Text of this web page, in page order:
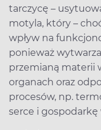
tarczycę ­–
motyla, który –
wpływ na
ponieważ
przemianą materii
organach oraz
procesów, np.
serce i